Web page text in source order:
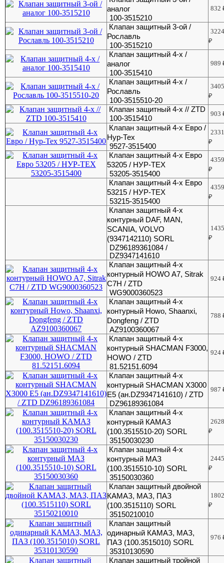
аналог
100-3515210
832
Клапан защитный 3-ой /
Рославль
100-3515210
₽
Клапан защитный 4-х /
аналог
100-3515410
989
Клапан защитный 4-х /
Рославль
100-3515510-20
₽
Клапан защитный 4-х // ZTD
100-3515410
903
Клапан защитный 4-х Евро /
Нур-Тех
9527-3515400
₽
Клапан защитный 4-х Евро
53205 / НУР-ТЕХ
53205-3515400
₽
Клапан защитный 4-х Евро
53215 / НУР-ТЕХ
53215-3515400
₽
Клапан защитный 4-х
контурный DAF, MAN,
SCANIA, VOLVO
(9347142110) SORL
DZ96189361084 /
DZ9347141610
₽
Клапан защитный 4-х
контурный HOWO A7, Sitrak
C7H / ZTD
WG9000360523
924
Клапан защитный 4-х
контурный Howo, Shaanxi,
Dongfeng / ZTD
AZ9100360067
788
Клапан защитный 4-х
контурный SHACMAN F3000,
HOWO / ZTD
81.52151.6094
924
Клапан защитный 4-х
контурный SHACMAN X3000
E5 (ан.DZ9347141610) / ZTD
DZ96189361084
987
Клапан защитный 4-х
контурный КАМАЗ
(100.3515510-20) SORL
35150030230
₽
Клапан защитный 4-х
контурный МАЗ
(100.3515510-10) SORL
35150030360
₽
Клапан защитный двойной
КАМАЗ, МАЗ, ПАЗ
(100.3515110) SORL
35150210010
₽
Клапан защитный
одинарный КАМАЗ, МАЗ,
ПАЗ (100.3515010) SORL
35310130590
976
Клапан защитный тройной